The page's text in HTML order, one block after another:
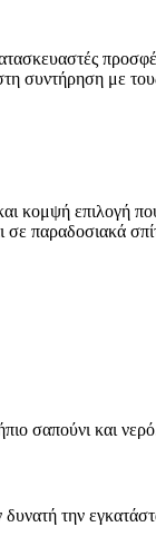
συντήρηση με
κομψή επιλογή
παραδοσιακά
σαπούνι και
την